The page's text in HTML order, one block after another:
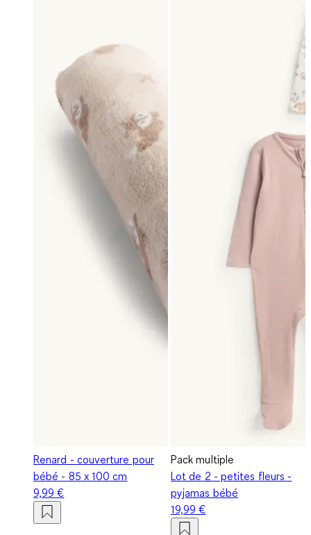
Renard - couverture pour
bébé - 85 x 100 cm
9,99 €
Pack multiple
Lot de 2 - petites fleurs -
pyjamas bébé
19,99 €